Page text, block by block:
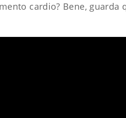
cardio? Bene, guarda